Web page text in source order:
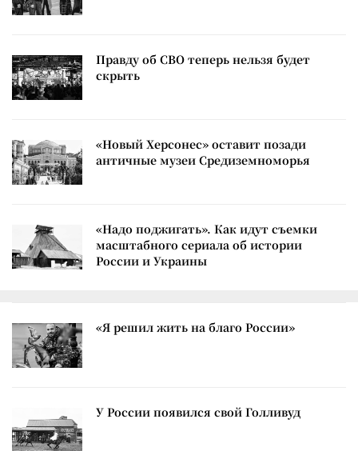
Правду об СВО теперь нельзя будет
скрыть
«Новый Херсонес» оставит позади
античные музеи Средиземноморья
«Надо поджигать». Как идут съемки
масштабного сериала об истории
России и Украины
«Я решил жить на благо России»
У России появился свой Голливуд